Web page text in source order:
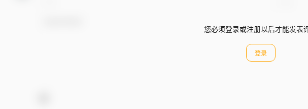
您必须登录或注册以后才能发表
登录